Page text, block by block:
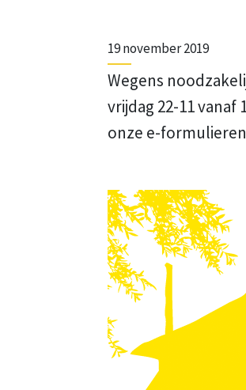
19 november 2019
Wegens
vrijdag 22-11
onze e-